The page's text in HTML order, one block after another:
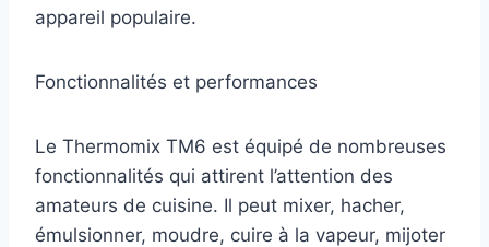
appareil populaire.
Fonctionnalités et performances
Le Thermomix TM6 est équipé de nombreuses
fonctionnalités qui attirent l’attention des
amateurs de cuisine. Il peut mixer, hacher,
émulsionner, moudre, cuire à la vapeur, mijoter